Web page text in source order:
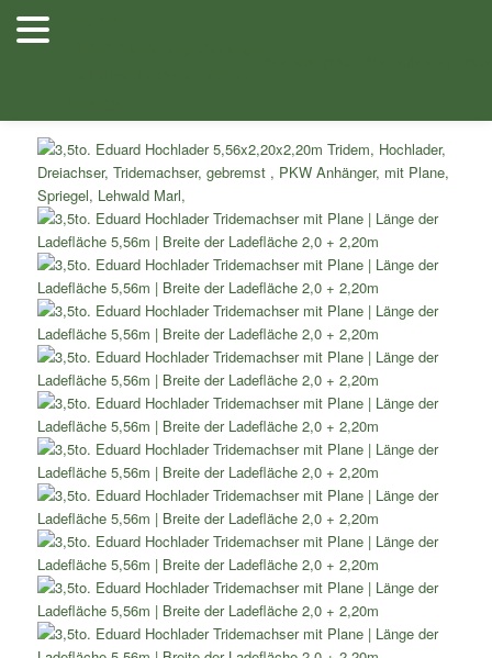
Zum
Inhalt
Shop